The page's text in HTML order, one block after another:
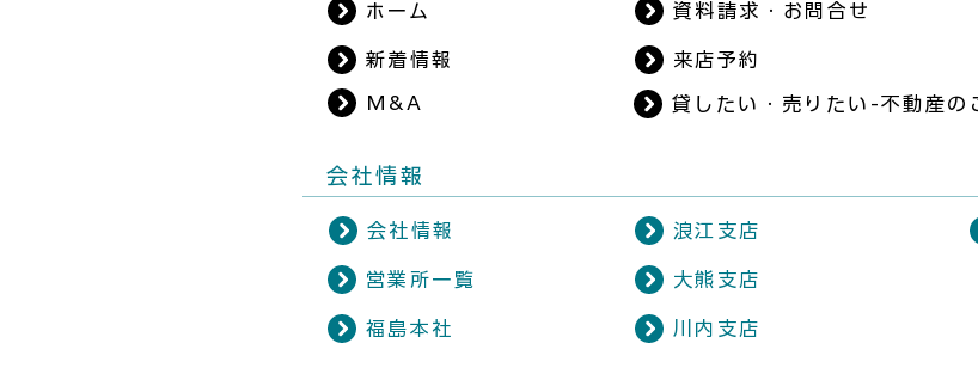
ホーム
新着情報
M&A
資料請求・お問合せ
来店予約
貸したい・売りたい-不動産の
​会社情報
会社情報
営業所一覧
福島本社
浪江支店
大熊支店
川内支店